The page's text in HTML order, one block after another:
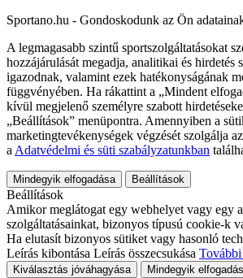
Sportano.hu - Gondoskodunk az Ön
A legmagasabb szintű sportszolgáltatásokat
hozzájárulását megadja, analitikai és
igazodnak, valamint ezek hatékonyságának
függvényében. Ha rákattint a „Mindent
kívül megjelenő személyre szabott
„Beállítások” menüpontra. Amennyiben a
marketingtevékenységek végzését szolgálja
a Adatvédelmi és süti szabályzatunkban
Mindegyik elfogadása Beállítások
Beállítások
Amikor meglátogat egy webhelyet vagy egy
szolgáltatásainkat, bizonyos típusú cookie-k
Ha elutasít bizonyos sütiket vagy hasonló
Leírás kibontása Leírás összecsukása
Kiválasztás jóváhagyása
Mindegyik